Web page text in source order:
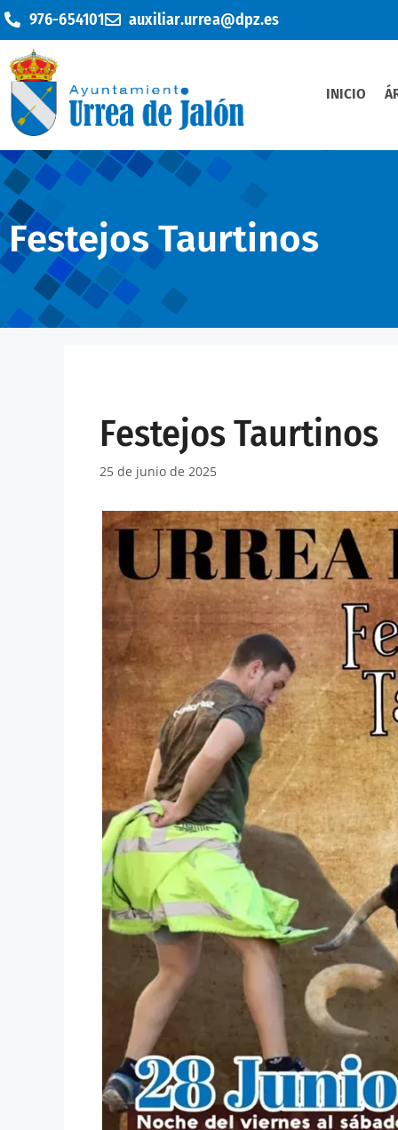
976-654101 auxiliar.urrea@dpz.es
INICIO
Festejos Taurtinos
Festejos Taurtinos
25 de junio de 2025